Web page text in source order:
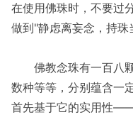
在使用佛珠时，不要过
做到"静虑离妄念，持珠
佛教念珠有一百八颗
数种等等，分别蕴含一
首先基于它的实用性——